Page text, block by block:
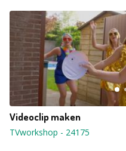
Videoclip maken
TVworkshop - 24175